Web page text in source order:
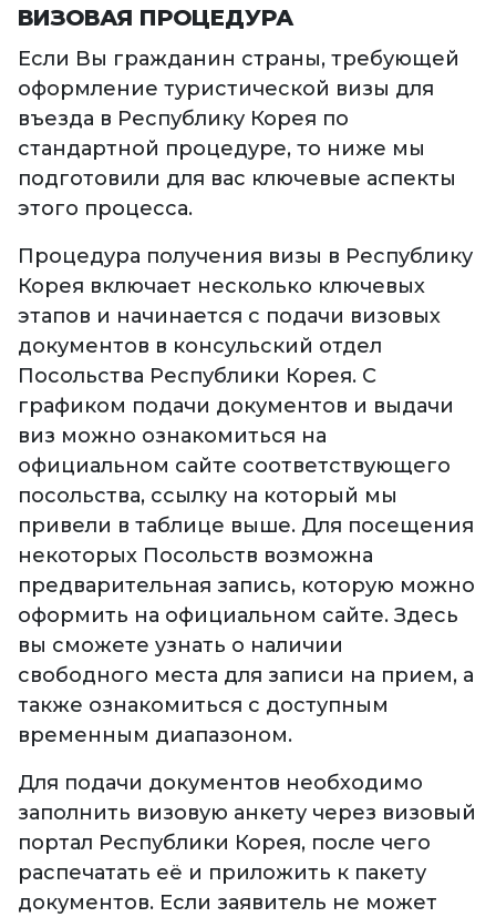
ВИЗОВАЯ ПРОЦЕДУРА
Если Вы гражданин страны, требующей
оформление туристической визы для
въезда в Республику Корея по
стандартной процедуре, то ниже мы
подготовили для вас ключевые аспекты
этого процесса.
Процедура получения визы в Республику
Корея включает несколько ключевых
этапов и начинается с подачи визовых
документов в консульский отдел
Посольства Республики Корея. С
графиком подачи документов и выдачи
виз можно ознакомиться на
официальном сайте соответствующего
посольства, ссылку на который мы
привели в таблице выше. Для посещения
некоторых Посольств возможна
предварительная запись, которую можно
оформить на официальном сайте. Здесь
вы сможете узнать о наличии
свободного места для записи на прием, а
также ознакомиться с доступным
временным диапазоном.
Для подачи документов необходимо
заполнить визовую анкету через визовый
портал Республики Корея, после чего
распечатать её и приложить к пакету
документов. Если заявитель не может